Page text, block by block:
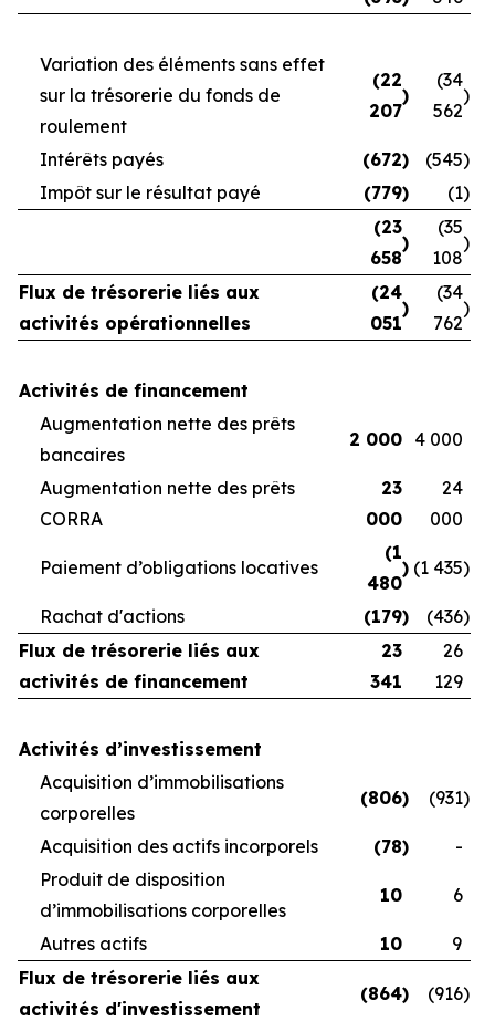
Variation des éléments sans effet
sur la trésorerie du fonds de
roulement
(22
207
)
(34
562
)
Intérêts payés (672) (545)
Impôt sur le résultat payé
(779) (1)
(23
658
)
(35
108
)
Flux de trésorerie liés aux
activités opérationnelles
(24
051
)
(34
762
)
Activités de financement
Augmentation nette des prêts
bancaires
2 000 4 000
Augmentation nette des prêts
CORRA
23
000
24
000
Paiement d’obligations locatives
(1
480
) (1 435)
Rachat d'actions (179) (436)
Flux de trésorerie liés aux
activités de financement
23
341
26
129
Activités d’investissement
Acquisition d’immobilisations
corporelles
(806) (931)
Acquisition des actifs incorporels (78)
-
Produit de disposition
d’immobilisations corporelles
10 6
Autres actifs 10
9
Flux de trésorerie liés aux
activités d'investissement
(864) (916)